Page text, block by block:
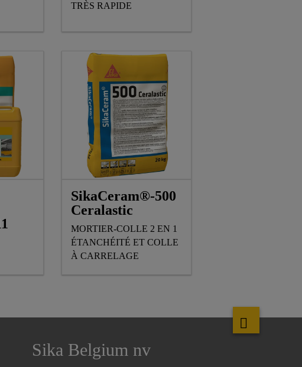
TRÈS RAPIDE
SikaCeram®-500
Ceralastic
MORTIER-COLLE 2 EN 1
ÉTANCHÉITÉ ET COLLE
À CARRELAGE
Sika Belgium nv